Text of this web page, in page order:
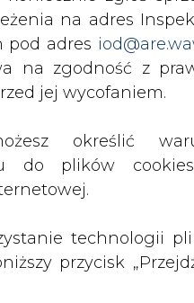
pod adres
na zgodność z
jej wycofaniem.
do plików
przycisk
oznacza akceptację zasad korzystania